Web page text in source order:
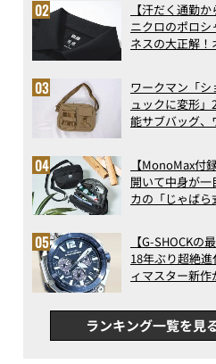
ト3】（2026年
【汗だく通勤
ニクロのポロシ
ネスの大正解！
アの実力
ワークマン「
ュックに変形
能サブバッグ、
記事ランキング
（2026年6月版
【MonoMax付
開いて中身が一
カの「じゃばら
った！
【G-SHOCKの
18年ぶり超絶
ィマスター新作
新ムーブメント
ランキング一覧を見